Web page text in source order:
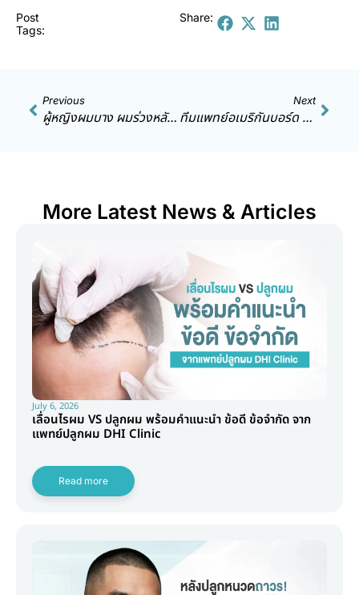
Post
Tags:
Share:
Previous
ผู้หญิงผมบาง ผมร่วงหลังคลอด รักษาอย่างไร ต้องรอให้หายเองไหม?
Next
ทีมแพทย์อเมริกันบอร์ด คืออะไร ? เชื่อถือได้ไหม ทำไมถึงสำคัญ ?
More Latest News & Articles
July 6, 2026
เลื่อนไรผม VS ปลูกผม พร้อมคำแนะนำ ข้อดี ข้อจำกัด จาก
แพทย์ปลูกผม DHI Clinic
Read more